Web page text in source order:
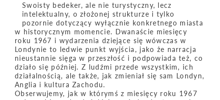
Swoisty bedeker, ale nie turystyczny, lecz
intelektualny, o złożonej strukturze i tylko
pozornie dotyczący wyłącznie konkretnego miasta
w historycznym momencie. Dwanaście miesięcy
roku 1967 i wydarzenia dziejące się wówczas w
Londynie to ledwie punkt wyjścia, jako że narracja
nieustannie sięga w przeszłość i podpowiada też, co
działo się później. Z ludźmi przede wszystkim, ich
działalnością, ale także, jak zmieniał się sam Londyn,
Anglia i kultura Zachodu.
Obserwujemy, jak w którymś z miesięcy roku 1967